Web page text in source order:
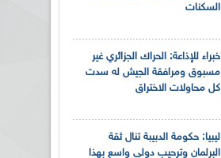
السكنات
خبراء للإذاعة: الحراك الجزائري غير
مسبوق ومرافقة الجيش له سدت
كل محاولات الاختراق
ليبيا: حكومة الدبيبة تنال ثقة
البرلمان وترحيب دولي واسع بهذا